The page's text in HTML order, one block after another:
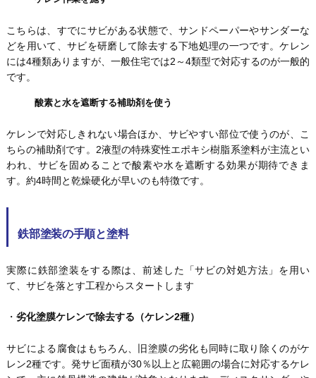
こちらは、すでにサビがある状態で、サンドペーパーやサンダーな
どを用いて、サビを研磨して除去する下地処理の一つです。ケレン
には4種類ありますが、一般住宅では2～4類型で対応するのが一般的
です。
酸素と水を遮断する補助剤を使う
ケレンで対応しきれない場合ほか、サビやすい部位で使うのが、こ
ちらの補助剤です。2液型の特殊変性エポキシ樹脂系塗料が主流とい
われ、サビを固めることで酸素や水を遮断する効果が期待できま
す。約4時間と乾燥硬化が早いのも特徴です。
鉄部塗装の手順と塗料
実際に鉄部塗装をする際は、前述した「サビの対処方法」を用い
て、サビを落とす工程からスタートします
・ 劣化塗膜ケレンで除去する（ケレン2種）
サビによる腐食はもちろん、旧塗膜の劣化も同時に取り除くのがケ
レン2種です。発サビ面積が30％以上と広範囲の場合に対応するケレ